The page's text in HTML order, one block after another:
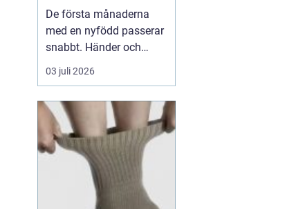
De första månaderna
med en nyfödd passerar
snabbt. Händer och
fötter som är mindre än
någon kunnat föreställa
bara finns just nu och ett
lugn som ofta märks
först i efterhand. Många
föräldrar vill spara något
mer än foton, något...
03 juli 2026